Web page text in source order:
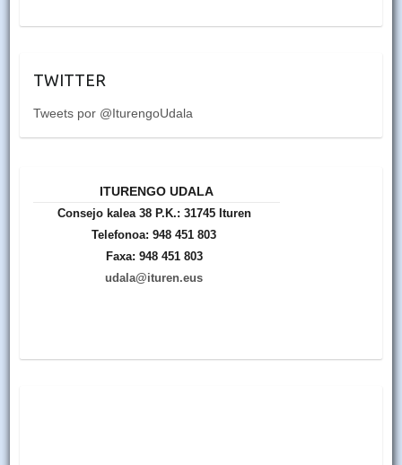
TWITTER
Tweets por @IturengoUdala
ITURENGO UDALA
Consejo kalea 38 P.K.: 31745 Ituren
Telefonoa: 948 451 803
Faxa: 948 451 803
udala@ituren.eus